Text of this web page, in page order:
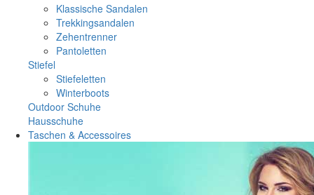
Klassische Sandalen
Trekkingsandalen
Zehentrenner
Pantoletten
Stiefel
Stiefeletten
Winterboots
Outdoor Schuhe
Hausschuhe
Taschen & Accessoires